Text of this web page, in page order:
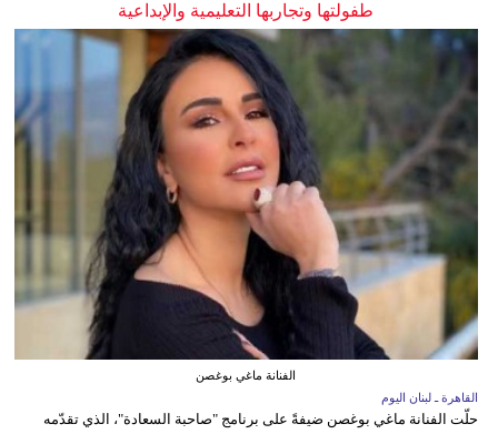
طفولتها وتجاربها التعليمية والإبداعية
الفنانة ماغي بوغصن
القاهرة ـ لبنان اليوم
حلّت الفنانة ماغي بوغصن ضيفةً على برنامج "صاحبة السعادة"، الذي تقدّمه